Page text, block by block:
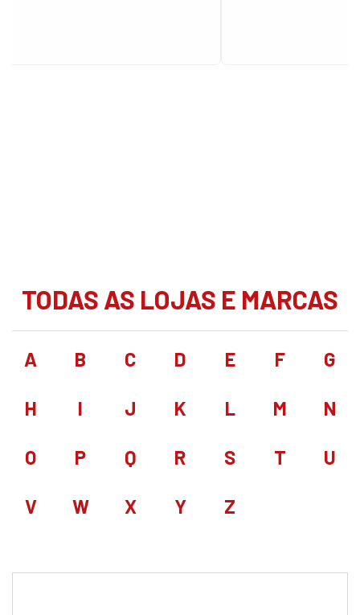
TODAS AS LOJAS E MARCAS
A B C D E F G
H I J K L M N
O P Q R S T U
V W X Y Z